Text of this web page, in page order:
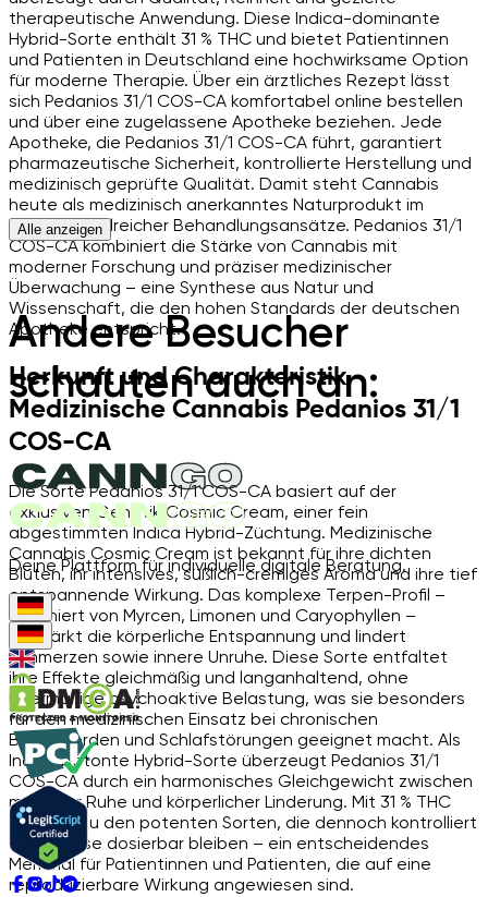
therapeutische Anwendung. Diese Indica-dominante
Hybrid-Sorte enthält 31 % THC und bietet Patientinnen
und Patienten in Deutschland eine hochwirksame Option
für moderne Therapie. Über ein ärztliches Rezept lässt
sich Pedanios 31/1 COS-CA komfortabel online bestellen
und über eine zugelassene Apotheke beziehen. Jede
Apotheke, die Pedanios 31/1 COS-CA führt, garantiert
pharmazeutische Sicherheit, kontrollierte Herstellung und
medizinisch geprüfte Qualität. Damit steht Cannabis
heute als medizinisch anerkanntes Naturprodukt im
Zentrum zahlreicher Behandlungsansätze. Pedanios 31/1
COS-CA kombiniert die Stärke von Cannabis mit
moderner Forschung und präziser medizinischer
Überwachung – eine Synthese aus Natur und
Wissenschaft, die den hohen Standards der deutschen
Apotheke entspricht.
Herkunft und Charakteristik
Medizinische Cannabis Pedanios 31/1
COS-CA
Die Sorte Pedanios 31/1 COS-CA basiert auf der
exklusiven Genetik Cosmic Cream, einer fein
abgestimmten Indica Hybrid-Züchtung. Medizinische
Cannabis Cosmic Cream ist bekannt für ihre dichten
Blüten, ihr intensives, süßlich-cremiges Aroma und ihre tief
entspannende Wirkung. Das komplexe Terpen-Profil –
dominiert von Myrcen, Limonen und Caryophyllen –
verstärkt die körperliche Entspannung und lindert
Schmerzen sowie innere Unruhe. Diese Sorte entfaltet
ihre Effekte gleichmäßig und langanhaltend, ohne
übermäßige psychoaktive Belastung, was sie besonders
für den medizinischen Einsatz bei chronischen
Beschwerden und Schlafstörungen geeignet macht. Als
Indica betonte Hybrid-Sorte überzeugt Pedanios 31/1
COS-CA durch ein harmonisches Gleichgewicht zwischen
mentaler Ruhe und körperlicher Linderung. Mit 31 % THC
zählt sie zu den potenten Sorten, die dennoch kontrolliert
und präzise dosierbar bleiben – ein entscheidendes
Merkmal für Patientinnen und Patienten, die auf eine
reproduzierbare Wirkung angewiesen sind.
Alle anzeigen
Andere Besucher
schauten auch an:
Deine Plattform für individuelle digitale Beratung.